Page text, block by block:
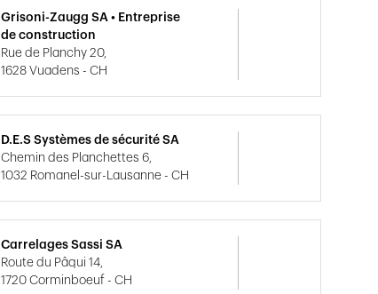
Grisoni-Zaugg SA • Entreprise
de construction
Rue de Planchy 20,
1628 Vuadens - CH
D.E.S Systèmes de sécurité SA
Chemin des Planchettes 6,
1032 Romanel-sur-Lausanne - CH
Carrelages Sassi SA
Route du Pâqui 14,
1720 Corminboeuf - CH